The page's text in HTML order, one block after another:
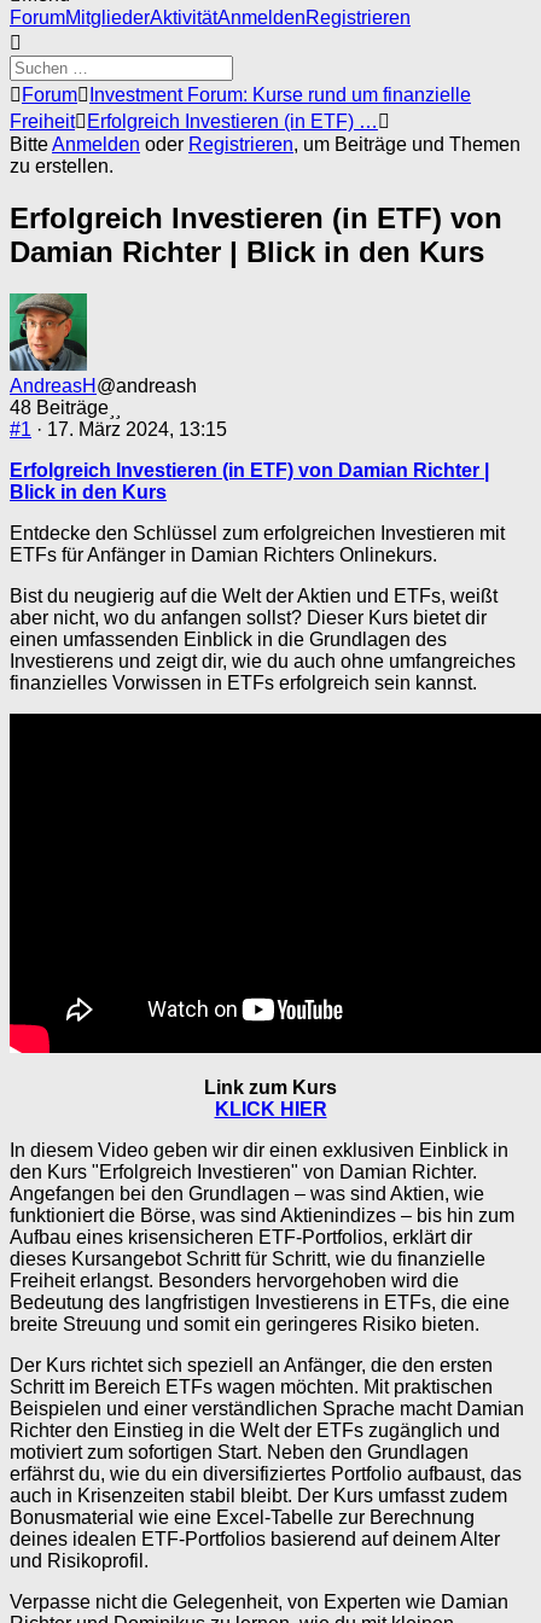
Forum-
Navigation
ForumMitgliederAktivitätAnmeldenRegistrieren
Forum-
Breadcrumbs
-
Du
bist
Forum
Investment Forum: Kurse rund um finanzielle
Freiheit
Erfolgreich Investieren (in ETF) …
BitteAnmelden oder Registrieren, um Beiträge und Themen
zu erstellen.
Erfolgreich Investieren (in ETF) von
Damian Richter | Blick in den Kurs
AndreasH @andreash
48 Beiträge
#1 · 17. März 2024, 13:15
Erfolgreich Investieren (in ETF) von Damian Richter |
Blick in den Kurs
Entdecke den Schlüssel zum erfolgreichen Investieren mit
ETFs für Anfänger in Damian Richters Onlinekurs.
Bist du neugierig auf die Welt der Aktien und ETFs, weißt
aber nicht, wo du anfangen sollst? Dieser Kurs bietet dir
einen umfassenden Einblick in die Grundlagen des
Investierens und zeigt dir, wie du auch ohne umfangreiches
finanzielles Vorwissen in ETFs erfolgreich sein kannst.
Link zum Kurs
KLICK HIER
In diesem Video geben wir dir einen exklusiven Einblick in
den Kurs "Erfolgreich Investieren" von Damian Richter.
Angefangen bei den Grundlagen – was sind Aktien, wie
funktioniert die Börse, was sind Aktienindizes – bis hin zum
Aufbau eines krisensicheren ETF-Portfolios, erklärt dir
dieses Kursangebot Schritt für Schritt, wie du finanzielle
Freiheit erlangst. Besonders hervorgehoben wird die
Bedeutung des langfristigen Investierens in ETFs, die eine
breite Streuung und somit ein geringeres Risiko bieten.
Der Kurs richtet sich speziell an Anfänger, die den ersten
Schritt im Bereich ETFs wagen möchten. Mit praktischen
Beispielen und einer verständlichen Sprache macht Damian
Richter den Einstieg in die Welt der ETFs zugänglich und
motiviert zum sofortigen Start. Neben den Grundlagen
erfährst du, wie du ein diversifiziertes Portfolio aufbaust, das
auch in Krisenzeiten stabil bleibt. Der Kurs umfasst zudem
Bonusmaterial wie eine Excel-Tabelle zur Berechnung
deines idealen ETF-Portfolios basierend auf deinem Alter
und Risikoprofil.
Verpasse nicht die Gelegenheit, von Experten wie Damian